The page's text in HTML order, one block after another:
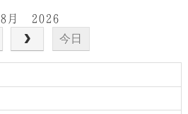
8月 2026
今日